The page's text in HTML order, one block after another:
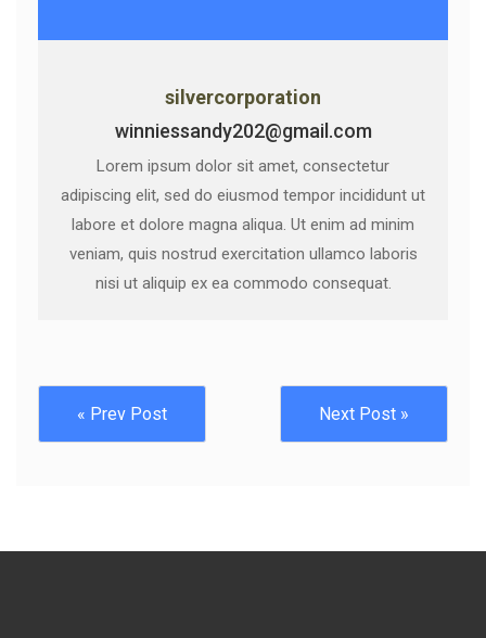
silvercorporation
winniessandy202@gmail.com
Lorem ipsum dolor sit amet, consectetur
adipiscing elit, sed do eiusmod tempor incididunt ut
labore et dolore magna aliqua. Ut enim ad minim
veniam, quis nostrud exercitation ullamco laboris
nisi ut aliquip ex ea commodo consequat.
« Prev Post Next Post »